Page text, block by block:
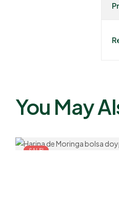
You May
SALE!